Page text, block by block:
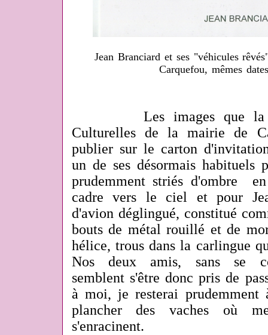
Jean Branciard et ses "véhicules
Carquefou, mêmes
Les images que la
Culturelles de la mairie de
publier sur le carton
un de ses désormais habituels
prudemment striés d'ombre
cadre vers le ciel et pour
d'avion déglingué, constitué
bouts de métal rouillé et de
hélice, trous dans la carlingue
Nos deux amis, sans se
semblent s'être donc pris de
à moi, je resterai prudemment
plancher des vaches où
s'enracinent.